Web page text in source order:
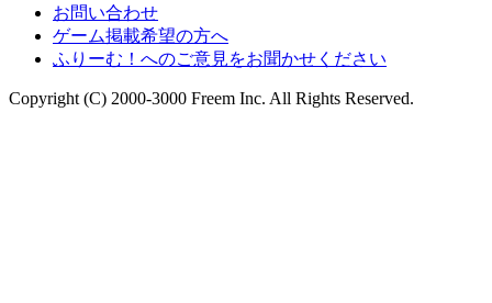
お問い合わせ
ゲーム掲載希望の方へ
ふりーむ！へのご意見をお聞かせください
Copyright (C) 2000-3000 Freem Inc. All Rights Reserved.